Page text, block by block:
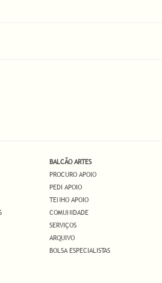
BALCÃO ARTES
PROCURO APOIO
PEDI APOIO
TENHO APOIO
COMUNIDADE
SERVIÇOS
ARQUIVO
BOLSA ESPECIALISTAS